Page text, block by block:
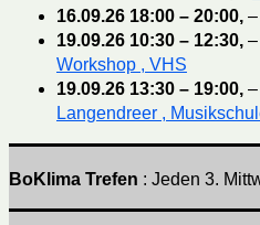
16.09.26 18:00 – 20:00, –
19.09.26 10:30 – 12:30, –
Workshop , VHS
19.09.26 13:30 – 19:00, –
Langendreer ,
BoKlima Trefen : Jeden 3.